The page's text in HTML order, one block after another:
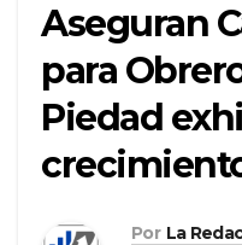
Aseguran
para
Piedad
Por La